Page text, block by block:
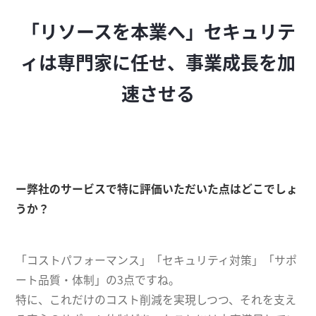
「リソースを本業へ」セキュリテ
ィは専門家に任せ、事業成長を加
速させる
ー弊社のサービスで特に評価いただいた点はどこでしょ
うか？
「コストパフォーマンス」「セキュリティ対策」「サポ
ート品質・体制」の3点ですね。
特に、これだけのコスト削減を実現しつつ、それを支え